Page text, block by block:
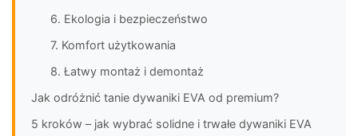
6. Ekologia i bezpieczeństwo
7. Komfort użytkowania
8. Łatwy montaż i demontaż
Jak odróżnić tanie dywaniki EVA od premium?
5 kroków – jak wybrać solidne i trwałe dywaniki EVA